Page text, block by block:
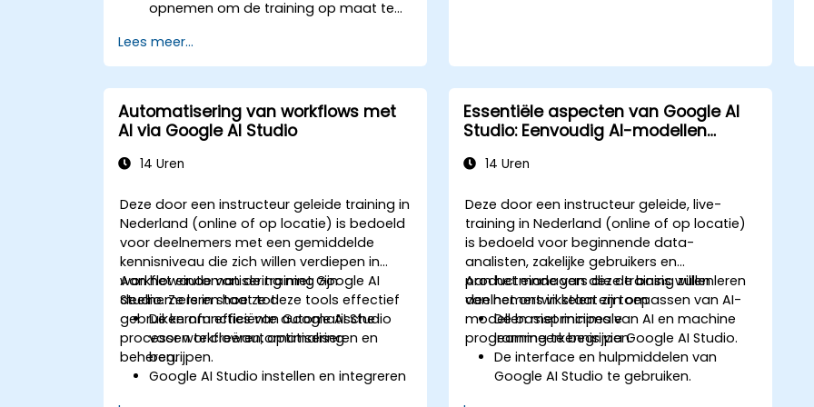
opnemen om de training op maat te
Lees meer...
Automatisering van workflows met
AI via Google AI Studio
14 Uren
Deze door een instructeur geleide training in
Nederland (online of op locatie) is bedoeld
voor deelnemers met een gemiddelde
kennisniveau die zich willen verdiepen in
workflowautomatisering met Google AI
Studio. Ze leren hoe ze deze tools effectief
gebruiken om efficiënte automatische
processen te creëren, optimaliseren en
beheren.
Aan het einde van de training zijn
deelnemers in staat tot:
De kernfuncties van Google AI Studio
voor workflowautomatisering
begrijpen.
Google AI Studio instellen en integreren
Essentiële aspecten van Google AI
Studio: Eenvoudig AI-modellen
14 Uren
Deze door een instructeur geleide, live-
training in Nederland (online of op locatie)
is bedoeld voor beginnende data-
analisten, zakelijke gebruikers en
productmanagers die de basis willen leren
van het ontwikkelen en toepassen van AI-
modellen met minimale
programmeerkennis via Google AI Studio.
Aan het einde van deze training zullen
deelnemers in staat zijn om:
De basisprincipes van AI en machine
learning te begrijpen.
De interface en hulpmiddelen van
Google AI Studio te gebruiken.